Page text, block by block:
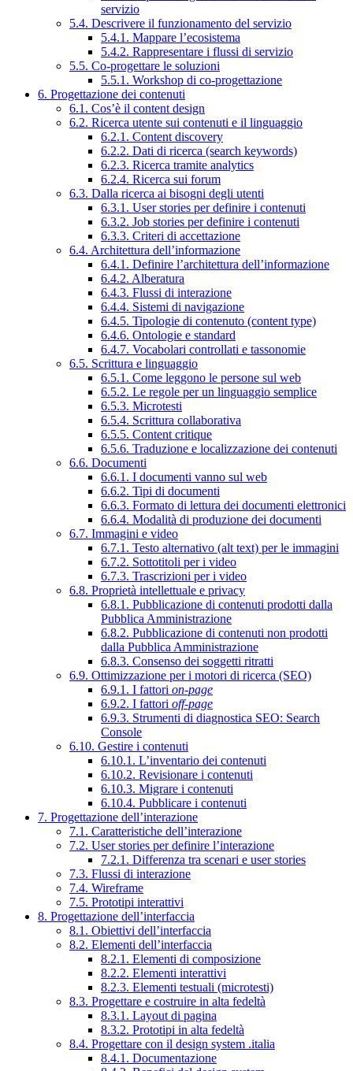
servizio
5.4. Descrivere il funzionamento del servizio
5.4.1. Mappare l’ecosistema
5.4.2. Rappresentare i flussi di servizio
5.5. Co-progettare le soluzioni
5.5.1. Workshop di co-progettazione
6. Progettazione dei contenuti
6.1. Cos’è il content design
6.2. Ricerca utente sui contenuti e il linguaggio
6.2.1. Content discovery
6.2.2. Dati di ricerca (search keywords)
6.2.3. Ricerca tramite analytics
6.2.4. Ricerca sui forum
6.3. Dalla ricerca ai bisogni degli utenti
6.3.1. User stories per definire i contenuti
6.3.2. Job stories per definire i contenuti
6.3.3. Criteri di accettazione
6.4. Architettura dell’informazione
6.4.1. Definire l’architettura dell’informazione
6.4.2. Alberatura
6.4.3. Flussi di interazione
6.4.4. Sistemi di navigazione
6.4.5. Tipologie di contenuto (content type)
6.4.6. Ontologie e standard
6.4.7. Vocabolari controllati e tassonomie
6.5. Scrittura e linguaggio
6.5.1. Come leggono le persone sul web
6.5.2. Le regole per un linguaggio semplice
6.5.3. Microtesti
6.5.4. Scrittura collaborativa
6.5.5. Content critique
6.5.6. Traduzione e localizzazione dei contenuti
6.6. Documenti
6.6.1. I documenti vanno sul web
6.6.2. Tipi di documenti
6.6.3. Formato di lettura dei documenti elettronici
6.6.4. Modalità di produzione dei documenti
6.7. Immagini e video
6.7.1. Testo alternativo (alt text) per le immagini
6.7.2. Sottotitoli per i video
6.7.3. Trascrizioni per i video
6.8. Proprietà intellettuale e privacy
6.8.1. Pubblicazione di contenuti prodotti dalla
Pubblica Amministrazione
6.8.2. Pubblicazione di contenuti non prodotti
dalla Pubblica Amministrazione
6.8.3. Consenso dei soggetti ritratti
6.9. Ottimizzazione per i motori di ricerca (SEO)
6.9.1. I fattori on-page
6.9.2. I fattori off-page
6.9.3. Strumenti di diagnostica SEO: Search
Console
6.10. Gestire i contenuti
6.10.1. L’inventario dei contenuti
6.10.2. Revisionare i contenuti
6.10.3. Migrare i contenuti
6.10.4. Pubblicare i contenuti
7. Progettazione dell’interazione
7.1. Caratteristiche dell’interazione
7.2. User stories per definire l’interazione
7.2.1. Differenza tra scenari e user stories
7.3. Flussi di interazione
7.4. Wireframe
7.5. Prototipi interattivi
8. Progettazione dell’interfaccia
8.1. Obiettivi dell’interfaccia
8.2. Elementi dell’interfaccia
8.2.1. Elementi di composizione
8.2.2. Elementi interattivi
8.2.3. Elementi testuali (microtesti)
8.3. Progettare e costruire in alta fedeltà
8.3.1. Layout di pagina
8.3.2. Prototipi in alta fedeltà
8.4. Progettare con il design system .italia
8.4.1. Documentazione